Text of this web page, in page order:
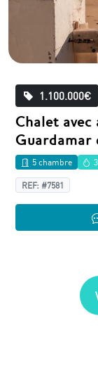
1.100.000€
Chalet avec
Guardamar
5 chambre
REF: #7581